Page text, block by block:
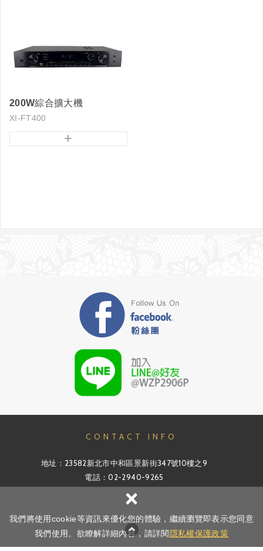
我們將使用cookie等資訊來優化您的體驗，繼續瀏覽即表示您同意
我們使用。欲瞭解詳細內容，請詳閱 隱私權保護政策
×
200W綜合擴大機
XI-FT400
+
CONTACT INFO
地址：23582新北市中和區景新街347號10樓之9
電話：02-2940-9265
信箱：info@v-pro.com.tw
All Rights Reserved.